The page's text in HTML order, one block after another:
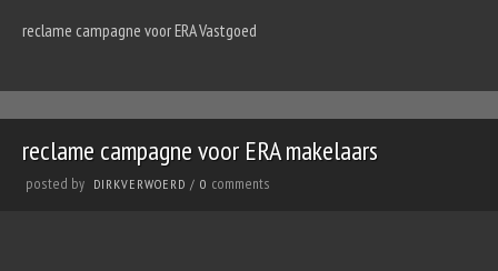
reclame campagne voor ERA Vastgoed
reclame campagne voor ERA makelaars
posted by DIRKVERWOERD / 0 comments